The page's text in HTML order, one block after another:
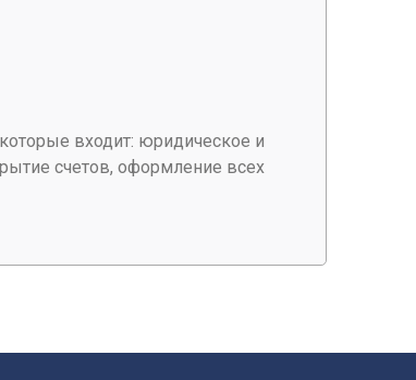
входит: юридическое и
счетов, оформление всех